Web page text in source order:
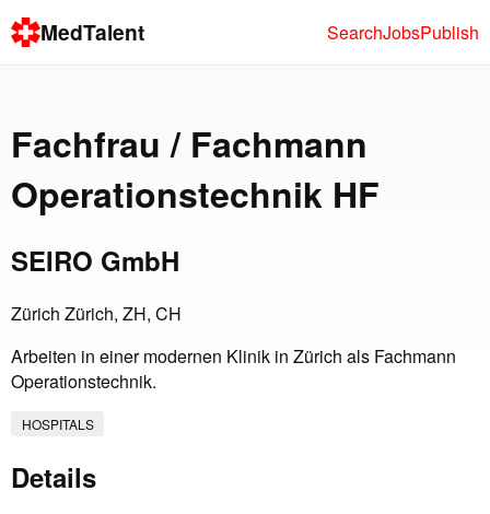
MedTalent SearchJobsPublish
Fachfrau / Fachmann
Operationstechnik HF
SEIRO GmbH
Zürich Zürich, ZH, CH
Arbeiten in einer modernen Klinik in Zürich als Fachmann
Operationstechnik.
HOSPITALS
Details